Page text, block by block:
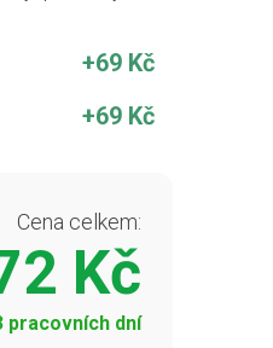
+69 Kč
+69 Kč
Cena celkem:
Kč
pracovních dní